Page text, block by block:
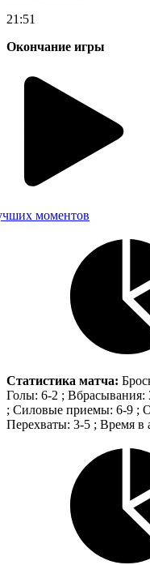
21:51
Окончание игры
моментов
Статистика матча:
Голы: 6-2 ; Вбрасывания:
; Силовые приемы: 6-9 ;
Перехваты: 3-5 ; Время в